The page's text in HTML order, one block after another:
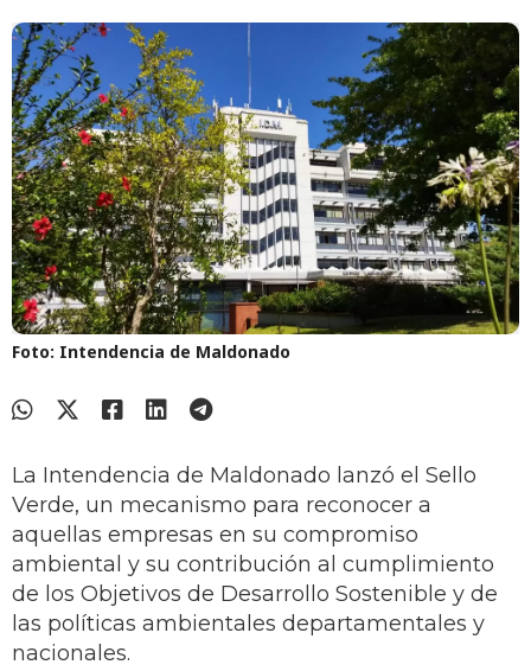
Foto: Intendencia de Maldonado
La Intendencia de Maldonado lanzó el Sello
Verde, un mecanismo para reconocer a
aquellas empresas en su compromiso
ambiental y su contribución al cumplimiento
de los Objetivos de Desarrollo Sostenible y de
las políticas ambientales departamentales y
nacionales.